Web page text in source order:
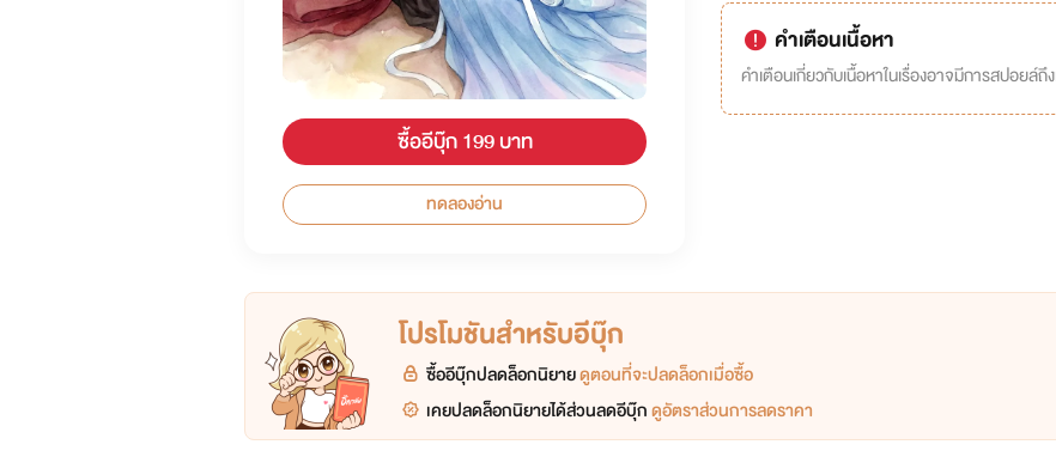
ซื้ออีบุ๊ก 199 บาท
ทดลองอ่าน
คำเตือนเนื้อหา
คำเตือนเกี่ยวกับเนื้อหาในเรื่องอาจมีการสปอยล์ถึ
โปรโมชันสำหรับอีบุ๊ก
ซื้ออีบุ๊กปลดล็อกนิยายดูตอนที่จะปลดล็อกเมื่อซื้อ
เคยปลดล็อกนิยายได้ส่วนลดอีบุ๊กดูอัตราส่วนการลดราคา